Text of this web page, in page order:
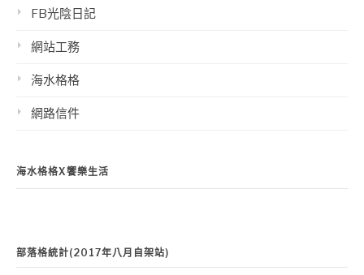
FB光陰日記
網站工務
海水格格
網路信件
海水格格X饗樂生活
部落格統計(2017年八月自架站)